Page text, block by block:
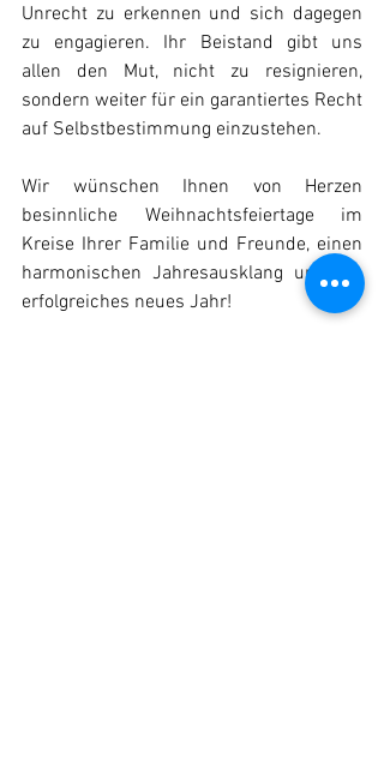
Unrecht zu erkennen und sich dagegen
zu engagieren. Ihr Beistand gibt uns
allen den Mut, nicht zu resignieren,
sondern weiter für ein garantiertes Recht
auf Selbstbestimmung einzustehen.
Wir wünschen Ihnen von Herzen
besinnliche Weihnachtsfeiertage im
Kreise Ihrer Familie und Freunde, einen
harmonischen Jahresausklang und ein
erfolgreiches neues Jahr!